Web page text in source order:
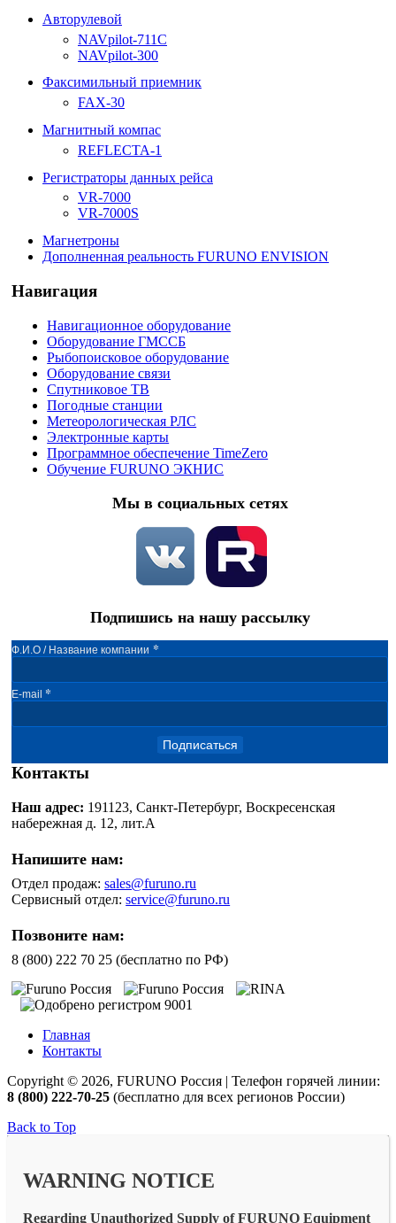
Авторулевой
NAVpilot-711С
NAVpilot-300
Факсимильный приемник
FAX-30
Магнитный компас
REFLECTA-1
Регистраторы данных рейса
VR-7000
VR-7000S
Магнетроны
Дополненная реальность FURUNO ENVISION
Навигация
Навигационное оборудование
Оборудование ГМССБ
Рыбопоисковое оборудование
Оборудование связи
Спутниковое ТВ
Погодные станции
Метеорологическая РЛС
Электронные карты
Программное обеспечение TimeZero
Обучение FURUNO ЭКНИС
Мы в социальных сетях
Подпишись на нашу рассылку
Ф.И.О / Название компании *
E-mail *
Подписаться
Контакты
Наш адрес: 191123, Санкт-Петербург, Воскресенская
набережная д. 12, лит.А
Напишите нам:
Отдел продаж:sales@furuno.ru
Сервисный отдел:service@furuno.ru
Позвоните нам:
8 (800) 222 70 25 (бесплатно по РФ)
Главная
Контакты
Copyright © 2026, FURUNO Россия | Телефон горячей линии:
8 (800) 222-70-25 (бесплатно для всех регионов России)
Back to Top
WARNING NOTICE
Regarding Unauthorized Supply of FURUNO Equipment